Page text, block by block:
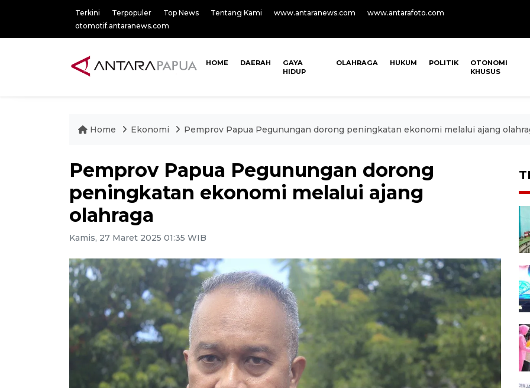
Terkini Terpopuler Top News Tentang Kami www.antaranews.com
www.antarafoto.com
otomotif.antaranews.com
HOME DAERAH
GAYA
HIDUP
OLAHRAGA HUKUM POLITIK
OTONOMI
KHUSUS
Home Ekonomi Pemprov Papua Pegunungan dorong peningkatan ekonomi melalui ajang
Pemprov Papua Pegunungan dorong
peningkatan ekonomi melalui ajang
olahraga
Kamis, 27 Maret 2025 01:35 WIB